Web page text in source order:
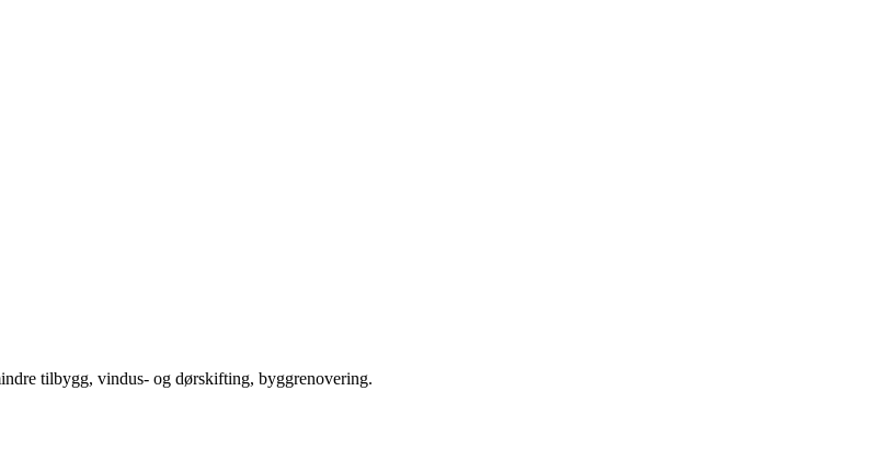
tilbygg, vindus- og dørskifting, byggrenovering.